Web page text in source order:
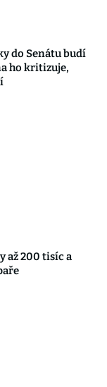
do Senátu budí
ho kritizuje,
až 200 tisíc a